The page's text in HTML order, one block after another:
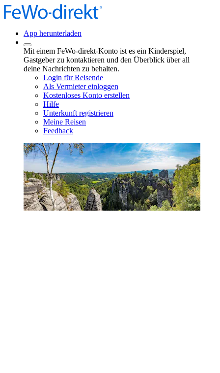
App herunterladen
Mit einem FeWo-direkt-Konto ist es ein Kinderspiel,
Gastgeber zu kontaktieren und den Überblick über all
deine Nachrichten zu behalten.
Login für Reisende
Als Vermieter einloggen
Kostenloses Konto erstellen
Hilfe
Unterkunft registrieren
Meine Reisen
Feedback